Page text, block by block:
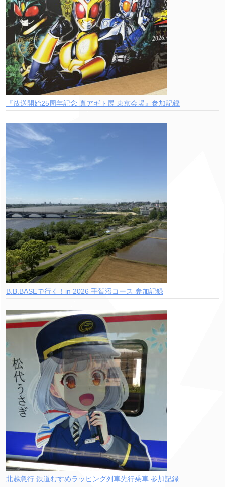
『放送開始25周年記念 真アギト展 東京会場』参加記録
B.B.BASEで行く！in 2026 手賀沼コース 参加記録
北越急行 鉄道むすめラッピング列車先行乗車 参加記録